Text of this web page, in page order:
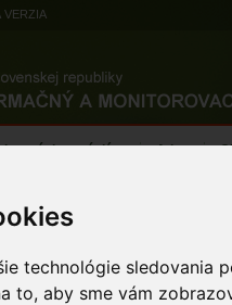
technológie sledovania
to, aby sme vám
VERZIA
a výskytové dáta Atlas